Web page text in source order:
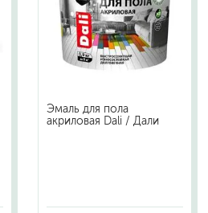
Эмаль для пола
акриловая Dali / Дали